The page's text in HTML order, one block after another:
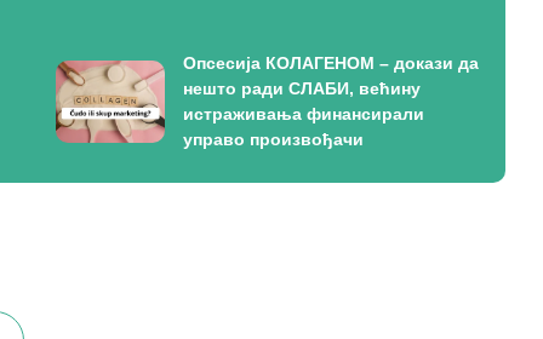
Опсесија КОЛАГЕНОМ – докази да
нешто ради СЛАБИ, већину
истраживања финансирали
управо произвођачи